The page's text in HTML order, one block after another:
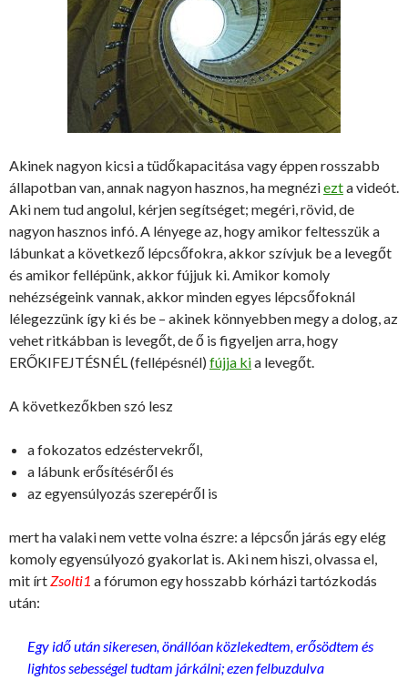
Akinek nagyon kicsi a tüdőkapacitása vagy éppen rosszabb
állapotban van, annak nagyon hasznos, ha megnéziezta videót.
Aki nem tud angolul, kérjen segítséget; megéri, rövid, de
nagyon hasznos infó. A lényege az, hogy amikor feltesszük a
lábunkat a következő lépcsőfokra, akkor szívjuk be a levegőt
és amikor fellépünk, akkor fújjuk ki. Amikor komoly
nehézségeink vannak, akkor minden egyes lépcsőfoknál
lélegezzünk így ki és be – akinek könnyebben megy a dolog, az
vehet ritkábban is levegőt, de ő is figyeljen arra, hogy
ERŐKIFEJTÉSNÉL (fellépésnél) fújja kia levegőt.
A következőkben szó lesz
a fokozatos edzéstervekről,
a lábunk erősítéséről és
az egyensúlyozás szerepéről is
mert ha valaki nem vette volna észre: a lépcsőn járás egy elég
komoly egyensúlyozó gyakorlat is. Aki nem hiszi, olvassa el,
mit írtZsolti1 a fórumon egy hosszabb kórházi tartózkodás
után:
Egy idő után sikeresen, önállóan közlekedtem, erősödtem és
lightos sebességel tudtam járkálni; ezen felbuzdulva